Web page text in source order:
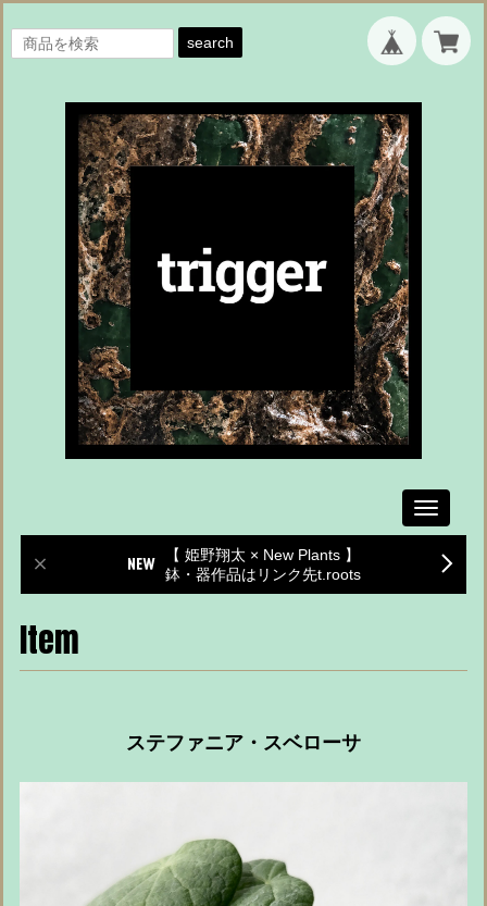
search
Toggle
【 姫野翔太 × New Plants 】
鉢・器作品はリンク先t.roots
Item
ステファニア・スベローサ